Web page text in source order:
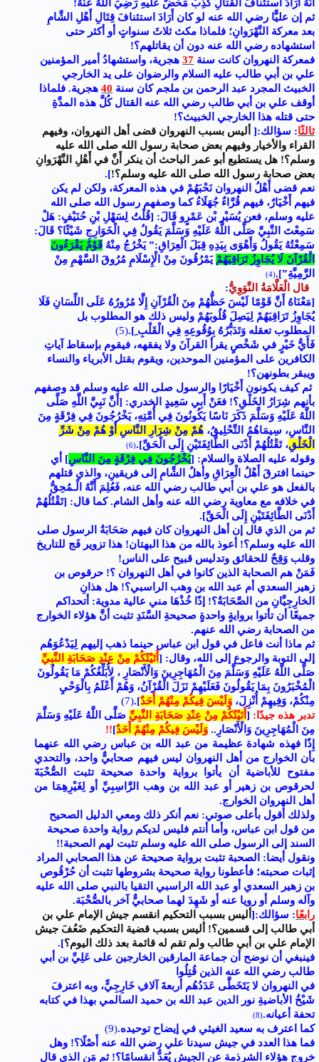
أَنَّهُ أَرَادَ استئنافَ القتالِ كَذِبٌ مَحْضٌ عَلَيهِ رَضِيَ اللهُ عَنْهُ!
ثم إن عليًّا رضي الله عنه لو كان أَرَادَ استئنافَ قِتَالِ أَهْلِ الشَّامِ
بعد معركة النَّهْرَوانِ؛ فلماذا مكث ثلاثَ سنواتٍ أو أكثر حتى
استشهاده رضي الله عنه دون أن يقاتلهم؟!
فمعركة النهروان كانت سنة 37هجرية، واستشهادُ أمير المؤمنين
علي بن أبي طالب عليه السلام والرضوان على يد الخارجي
الخبيث المجرد عبد الرحمن بن ملجم كان سنة 40هجرية. فلماذا
أوقف علي بن أبي طالب رضي الله عنه القتال كُلَّ هذه المدَّةِ
حتى قتله هذا الخارجي الخبيث؟!
ثالثًا: سؤالك:[أليس بسبب النهروان قضى أهل النهروان، وفيهم
القراء والأخيار وفيهم بعض صحابة رسول الله صلى الله عليه
وسلم؟! هل يستطيع أبو عمر الباحث أن ينكر أَنَّ في أَهْلِ النَّهْرَوانِ
بعض صحابة رسول الله صلى الله عليه وسلم؟!].
نعم قضى أَهْلُ النهروان نَحْبَهُمْ في هذه المعركة، ولكن لم يكن
فيهم أَخْيَارٌ، فيهم قُرَّاءٌ جُهَلَاءُ كما وصفهم رسول الله صلى الله
عليه وسلم، فعن يُسَيْر بْن عَمْرٍو قَالَ: [قُلْتُ لِسَهْلِ بْنِ حُنَيْفٍ: هَلْ
سَمِعْتَ النَّبِيَّ صَلَّى اللَّهُ عَلَيْهِ وَسَلَّمَ يَقُولُ فِي الْخَوَارِجِ شَيْئًا؟ قَالَ:
سَمِعْتُهُ يَقُولُ وَأَهْوَى بِيَدِهِ قِبَلَ الْعِرَاقِ:” يَخْرُجُ مِنْهُ قَوْمٌ يَقْرَءُونَ
الْقُرْآنَ لَا يُجَاوِزُ تَرَاقِيَهُمْ يَمْرُقُونَ مِنْ الْإِسْلَامِ مُرُوقَ السَّهْمِ مِنْ
الرَّمِيَّةِ”].
(4)
قال الْعَلَّامَةُ النَّوَوِيُّ:
[مَعْنَاهُ أَنَّ قَوْمًا لَيْسَ حَظُّهُمْ مِنَ الْقُرْآنِ إِلَّا مُرُورُهُ عَلَى اللِّسَانِ فَلَا
يُجَاوِزُ تَرَاقِيَهُمْ لِيَصِلَ قُلُوبَهُمْ وليس ذلك هو المطلوب بل
المطلوب تعقله وَتَدَبُّرُهُ بِوُقُوعِهِ فِي الْقَلْبِ ِ].
(5)
فَأَيُّ خَيْرٍ في شَخْصٍ يقرأ القرآنَ ولا يفقهه، فيقوم بإسقاط آياتِ
الكافرين على المؤمنين الموحدين، ويقوم بقتل الأبرياء والنساء
ويبقر بطونهن؟!
ثم كيف يكونون أَخْيَارًا والرسول صلى الله عليه وسلم قد وصفهم
بأنهم شِرَارُ الخَلْقِ؟! فعَنْ أَبِي سَعِيدٍ الخدري: [أَنَّ نَبِيَّ اللَّهِ صَلَّى
اللَّهُ عَلَيْهِ وَسَلَّمَ ذَكَرَ نَاسًا يَكُونُونَ فِي أُمَّتِهِ، يَخْرُجُونَ فِي فِرْقَةٍ مِنَ
النَّاسِ، سِيمَاهُمُ التَّحْلِيقُ، هُمْ مِنْ شِرَارِ النَّاسِ أَوْ هُمْ مِنْ شَرِّ
الْخَلْقِ، تَقْتُلُهُمْ أَدْنَى الطَّائِفَتَيْنِ إِلَى الْحَقِّ].
(6)
وقوله عليه الصلاة والسلام: [يَخْرُجُونَ فِي فِرْقَةٍ مِنَ النَّاسِ] أي
حينما افترقَ أَهْلُ الْعِرَاقِ وأهلُ الشَّامِ إلى فريقينِ، والذي قتلهم
بالفعل هو علي بن أبي طالب رضي الله عنه، فَعُلِمَ أَنَّهُ الْـمُحِقُّ
في خلافه مع معاوية رضي الله عنه وأهل الشام. كما قال: [تَقْتُلُهُمْ
أَدْنَى الطَّائِفَتَيْنِ إِلَى الْحَقِّ].
ثم من الذي قال إن أهل النهروان كان فيهم صَحَابَةُ الرسول صلى
الله عليه وسلم؟! أعوذ بالله من هذا البهتان! هذا تزوير فَج للتاريخ
وقلب وَقِحٌ للحقائق وتدليس قبيح على الناس!
فَمَنْ هم الصحابة الذين كانوا في أهل النهروان ؟! حرقوص بن
زهير السعدي أم عبد الله بن وهب الراسبي؟! هل هذانِ
الخارِجِيَّانِ من الصَّحَابَةُ؟! إذًا خُذْهَا مني عالية مدوية: أتحداكم
جميعًا أن تأتوا بروايةٍ واحدةٍ صحيحةِ السَّنَدِ تثبت أنََّ هؤلاء الخوارج
من الصحابة رضي الله عنهم.
ثم ماذا أنت فاعل في قول ابن عباس حينما ذهب إليهم لِيَدْعُوَهُم
إلى التوبة والرجوع إلى الله، وقال: [أَتَيْتُكُمْ مِنْ عِنْدِ صَحَابَةِ النَّبِيِّ
صَلَّى اللَّهُ عَلَيْهِ وَسَلَّمَ مِنَ الْمُهَاجِرِينَ وَالْأَنْصَارِ ، لِأُبَلِّغُكُمْ مَا يَقُولُونَ
الْمُخْبَرُونَ بِمَا يَقُولُونَ فَعَلَيْهِمْ نَزَلَ الْقُرْآنُ، وَهُمْ أَعْلَمُ بِالْوَحْيِ
مِنْكُمْ، وَفِيهِمْ أُنْزِلَ، وَلَيْسَ فِيكُمْ مِنْهُمْ أَحَدٌ]
.
(7
)
تدبر هذه جيدًا: [أَتَيْتُكُمْ مِنْ عِنْدِ صَحَابَةِ النَّبِيِّ صَلَّى اللَّهُ عَلَيْهِ وَسَلَّمَ
مِنَ الْمُهَاجِرِينَ وَالْأَنْصَارِ.. وَلَيْسَ فِيكُمْ مِنْهُمْ أَحَدٌ]
!!
إِذًا فهذه شهادة عظيمة من عبد الله بن عباس رضي الله عنهما
بأن الخوارج من أهل النهروان ليس فيهم صحابيٌّ واحد، والتحدي
مفتوح للأباضية أن يأتوا برواية واحدة صحيحة تثبت الصُّحْبَةَ
لحرقوص بن زهير أو عبد الله بن وهب الرَّاسِبِيِّ أو لِغَيْرِهِمَا من
أهل النهروان الخوارج.
ولذلك أقول بأعلى صوتي: نعم أنكر ذلك ومعي الدليل الصحيح
من قول ابن عباس، وأما أنتم فليس لديكم رواية واحدة صحيحة
السند إلى الرسول صلى الله عليه وسلم تثبت لهم الصحبة!!
ونقول أيضا: الصحبة تثبت برواية صحيحة عن هذا الصحابي المراد
إثبات صحبته؛ فأعطونا رواية صحيحة بشروطها تثبت أن حُرْقُوص
بن زهير السعدي أو عبد الله الراسبي التقيا بالنبي صلى الله عليه
وآله وسلم أو رويا عنه أو شَهِدَ لهما صحابيٌّ آخر بالصُّحْبَة.
رابعًا: سؤالك:[أليس بسبب التحكيم انقسم جيش الإمام علي بن
أبي طالب إلى قسمين؟! أليس بسبب قضية التحكيم ضَعُفَ جيش
الإمام علي بن أبي طالب ولم تقم له قائمة بعد ذلك اليوم؟].
فينبغي أن نوضح أن جماعة المارقين الخارجين على عَلِيِّ بن أبي
طالب رضي الله عنه الذين قُتِلُوا
في النهروان لا يَتَخَطَّى عَدَدُهُم أربعةَ آلافِ خَارِجِيٍّ، وبه اعترفَ
شَيْخُ الأباضيةِ نور الدين عبد
الله بن حميد السالمي بهذا في كتابه
تحفة أعيانه.
(8)
كما اعترف به سعيد الغيثي في إيضاح توحيده.
(9)
فما هذا العدد في جيش سيدنا علي رضي الله عنه أَصْلًا؟! وهل
خروج هؤلاء الشرذمة عن الجيش يُعَدُّ انقسامًا؟! ثم مَن الذي قال